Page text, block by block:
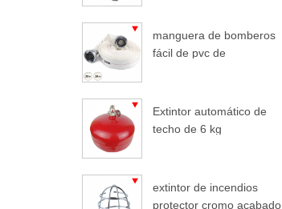
manguera de bomberos
fácil de pvc de
Extintor automático de
techo de 6 kg
extintor de incendios
protector cromo acabado